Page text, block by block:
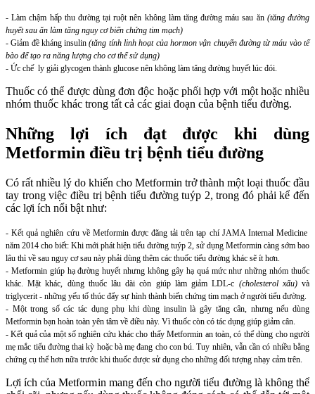
- Làm chậm hấp thu đường tại ruột nên không làm tăng đường máu sau ăn (tăng đường
huyết sau ăn làm tăng nguy cơ biến chứng tim mạch)
- Giảm đề kháng insulin(tăng tính linh hoạt của hormon vận chuyển đường từ máu vào tế
bào để tạo ra năng lượng cho cơ thể sử dụng)
- Ức chế ly giải glycogen thành glucose nên không làm tăng đường huyết lúc đói.
Thuốc có thể được dùng đơn độc hoặc phối hợp với một hoặc nhiều
nhóm thuốc khác trong tất cả các giai đoạn của bệnh tiểu đường.
Những lợi ích đạt đượckhi dùng
Metformin điều trị bệnh tiểu đường
Có rất nhiều lý do khiến cho Metformin trở thành một loại thuốc đầu
tay trong việc điều trị bệnh tiểu đường tuýp 2, trong đó phải kể đến
các lợi ích nổi bật như:
- Kết quả nghiên cứu về Metformin được đăng tải trên tạp chí JAMA Internal Medicine
năm 2014 cho biết: Khi mới phát hiện tiểu đường tuýp 2, sử dụng Metformin càng sớm bao
lâu thì về sau nguy cơ sau này phải dùng thêm các thuốc tiểu đường khác sẽ ít hơn.
- Metformin giúp hạ đường huyết nhưng không gây hạ quá mức như những nhóm thuốc
khác. Mặt khác, dùng thuốc lâu dài còn giúp làm giảm LDL-c (cholesterol xấu)và
triglycerit - những yếu tố thúc đẩy sự hình thành biến chứng tim mạch ở người tiểu đường.
- Một trong số các tác dụng phụ khi dùng insulin là gây tăng cân, nhưng nếu dùng
Metformin bạn hoàn toàn yên tâm về điều này. Vì thuốc còn có tác dụng giúp giảm cân.
- Kết quả của một số nghiên cứu khác cho thấy Metformin an toàn, có thể dùng cho người
mẹ mắc tiểu đường thai kỳ hoặc bà mẹ đang cho con bú. Tuy nhiên, vẫn cần có nhiều bằng
chứng cụ thể hơn nữa trước khi thuốc được sử dụng cho những đối tượng nhạy cảm trên.
Lợi ích của Metformin mang đến cho người tiểu đường là không thể